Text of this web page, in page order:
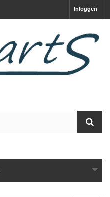
Inloggen